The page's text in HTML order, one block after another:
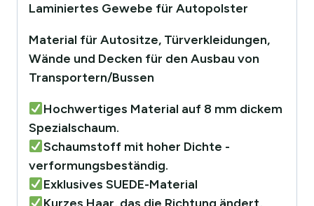
Laminiertes Gewebe für Autopolster
Material für Autositze, Türverkleidungen,
Wände und Decken für den Ausbau von
Transportern/Bussen
Hochwertiges Material auf 8 mm dickem
Spezialschaum.
Schaumstoff mit hoher Dichte -
verformungsbeständig.
Exklusives SUEDE-Material